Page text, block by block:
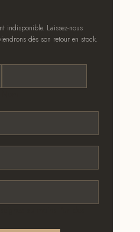
indisponible. Laissez-nous
dès son retour en stock.